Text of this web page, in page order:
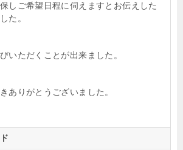
しご希望日程に伺えますとお伝えした
た。
いただくことが出来ました。
ありがとうございました。